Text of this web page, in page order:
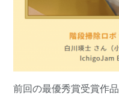
前回の最優秀賞受賞作品